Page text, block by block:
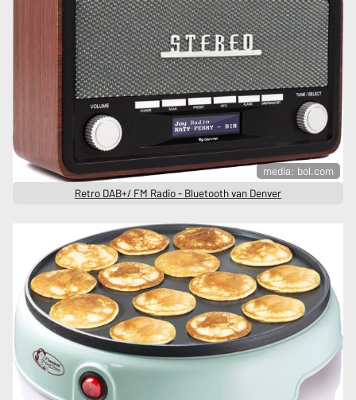
media: bol.com
Retro DAB+/ FM Radio - Bluetooth van Denver